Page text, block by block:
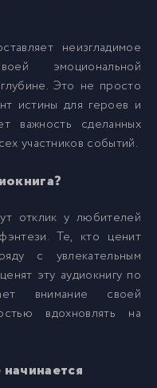
неизгладимое
эмоциональной
Это не просто
истины для героев и
важность сделанных
участников событий.
отклик у любителей
Те, кто ценит
с увлекательным
эту аудиокнигу по
внимание своей
вдохновлять на